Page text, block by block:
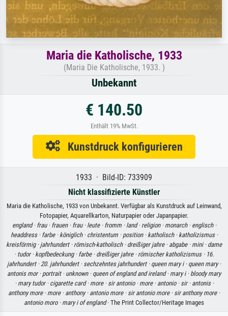
Maria die Katholische, 1933
(Maria Die Katholische, 1933. )
Unbekannt
€ 140.50
Enthält 19% MwSt.
Kunstdruck konfigurieren
1933 · Bild-ID: 733909
Nicht klassifizierte Künstler
Maria die Katholische, 1933 von Unbekannt. Verfügbar als Kunstdruck auf Leinwand,
Fotopapier, Aquarellkarton, Naturpapier oder Japanpapier.
england · frau · frauen · frau · leute · fromm · land · religion · monarch · englisch ·
headdress · farbe · königlich · christentum · position · katholisch · katholizismus ·
kreisförmig · jahrhundert · römisch-katholisch · dreißiger jahre · abgabe · mini · dame
· tudor · kopfbedeckung · farbe · dreißiger jahre · römischer katholizismus · 16.
jahrhundert ·20. jahrhundert · sechzehntes jahrhundert · queen mary i · queen mary ·
antonis mor · portrait · unknown · queen of england and ireland · mary i · bloody mary
· mary tudor · cigarette card · more · sir antonio · more · antonio · sir · antonis ·
anthony more · more · anthony · antonio more · sir antonio more · sir anthony more ·
antonio moro · mary i of england· The Print Collector/Heritage Images